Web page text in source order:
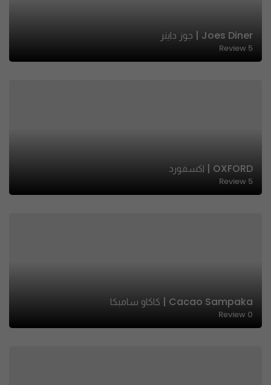
Joes Diner | جوز داينر
5
Review
OXFORD | اكسفورد
5
Review
Cacao Sampaka | كاكاو سامبكا
0
Review